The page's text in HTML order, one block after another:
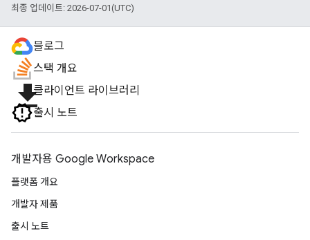
최종 업데이트: 2026-07-01(UTC)
블로그
스택 개요
file_download클라이언트 라이브러리
출시 노트
개발자용 Google Workspace
플랫폼 개요
개발자 제품
출시 노트